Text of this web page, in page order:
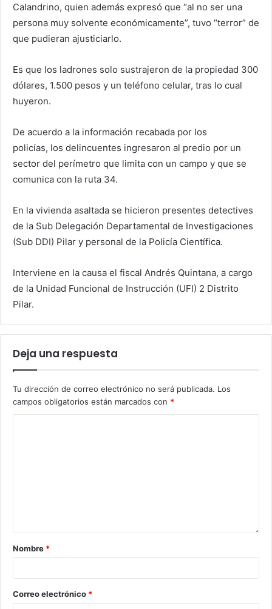
Calandrino, quien además expresó que “al no ser una
persona muy solvente económicamente”, tuvo “terror” de
que pudieran ajusticiarlo.
Es que los ladrones solo sustrajeron de la propiedad 300
dólares, 1.500 pesos y un teléfono celular, tras lo cual
huyeron.
De acuerdo a la información recabada por los
policías, los delincuentes ingresaron al predio por un
sector del perímetro que limita con un campo y que se
comunica con la ruta 34.
En la vivienda asaltada se hicieron presentes detectives
de la Sub Delegación Departamental de Investigaciones
(Sub DDI) Pilar y personal de la Policía Científica.
Interviene en la causa el fiscal Andrés Quintana, a cargo
de la Unidad Funcional de Instrucción (UFI) 2 Distrito
Pilar.
Deja una respuesta
Tu dirección de correo electrónico no será publicada. Los
campos obligatorios están marcados con *
Nombre *
Correo electrónico *